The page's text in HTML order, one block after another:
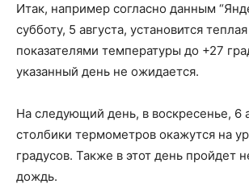
Итак, например согласно данным
субботу, 5 августа, установится
показателями температуры до +27
указанный день не ожидается.
На следующий день, в воскресенье, 6
столбики термометров окажутся на
градусов. Также в этот день пройдет
дождь.